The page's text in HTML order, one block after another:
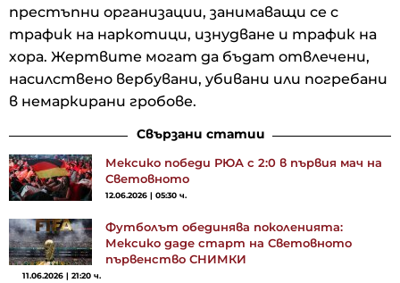
престъпни организации, занимаващи се с
трафик на наркотици, изнудване и трафик на
хора. Жертвите могат да бъдат отвлечени,
насилствено вербувани, убивани или погребани
в немаркирани гробове.
Свързани статии
Мексико победи РЮА с 2:0 в първия мач на
Световното
12.06.2026 | 05:30 ч.
Футболът обединява поколенията:
Мексико даде старт на Световното
първенство СНИМКИ
11.06.2026 | 21:20 ч.